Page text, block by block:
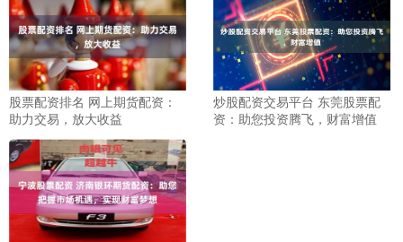
股票配资排名 网上期货配资：
助力交易，放大收益
炒股配资交易平台 东莞股票配
资：助您投资腾飞，财富增值